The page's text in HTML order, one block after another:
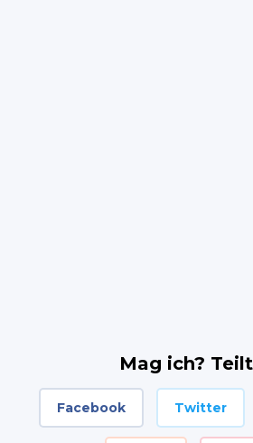
Mag ich?
Facebook Twitter